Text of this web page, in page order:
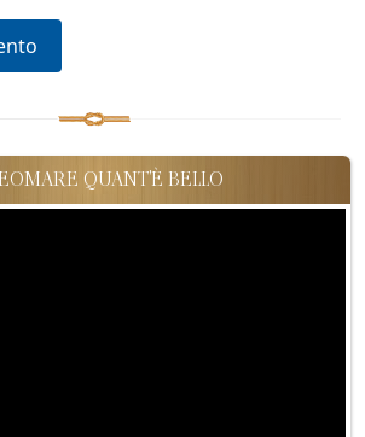
QUANT'È BELLO